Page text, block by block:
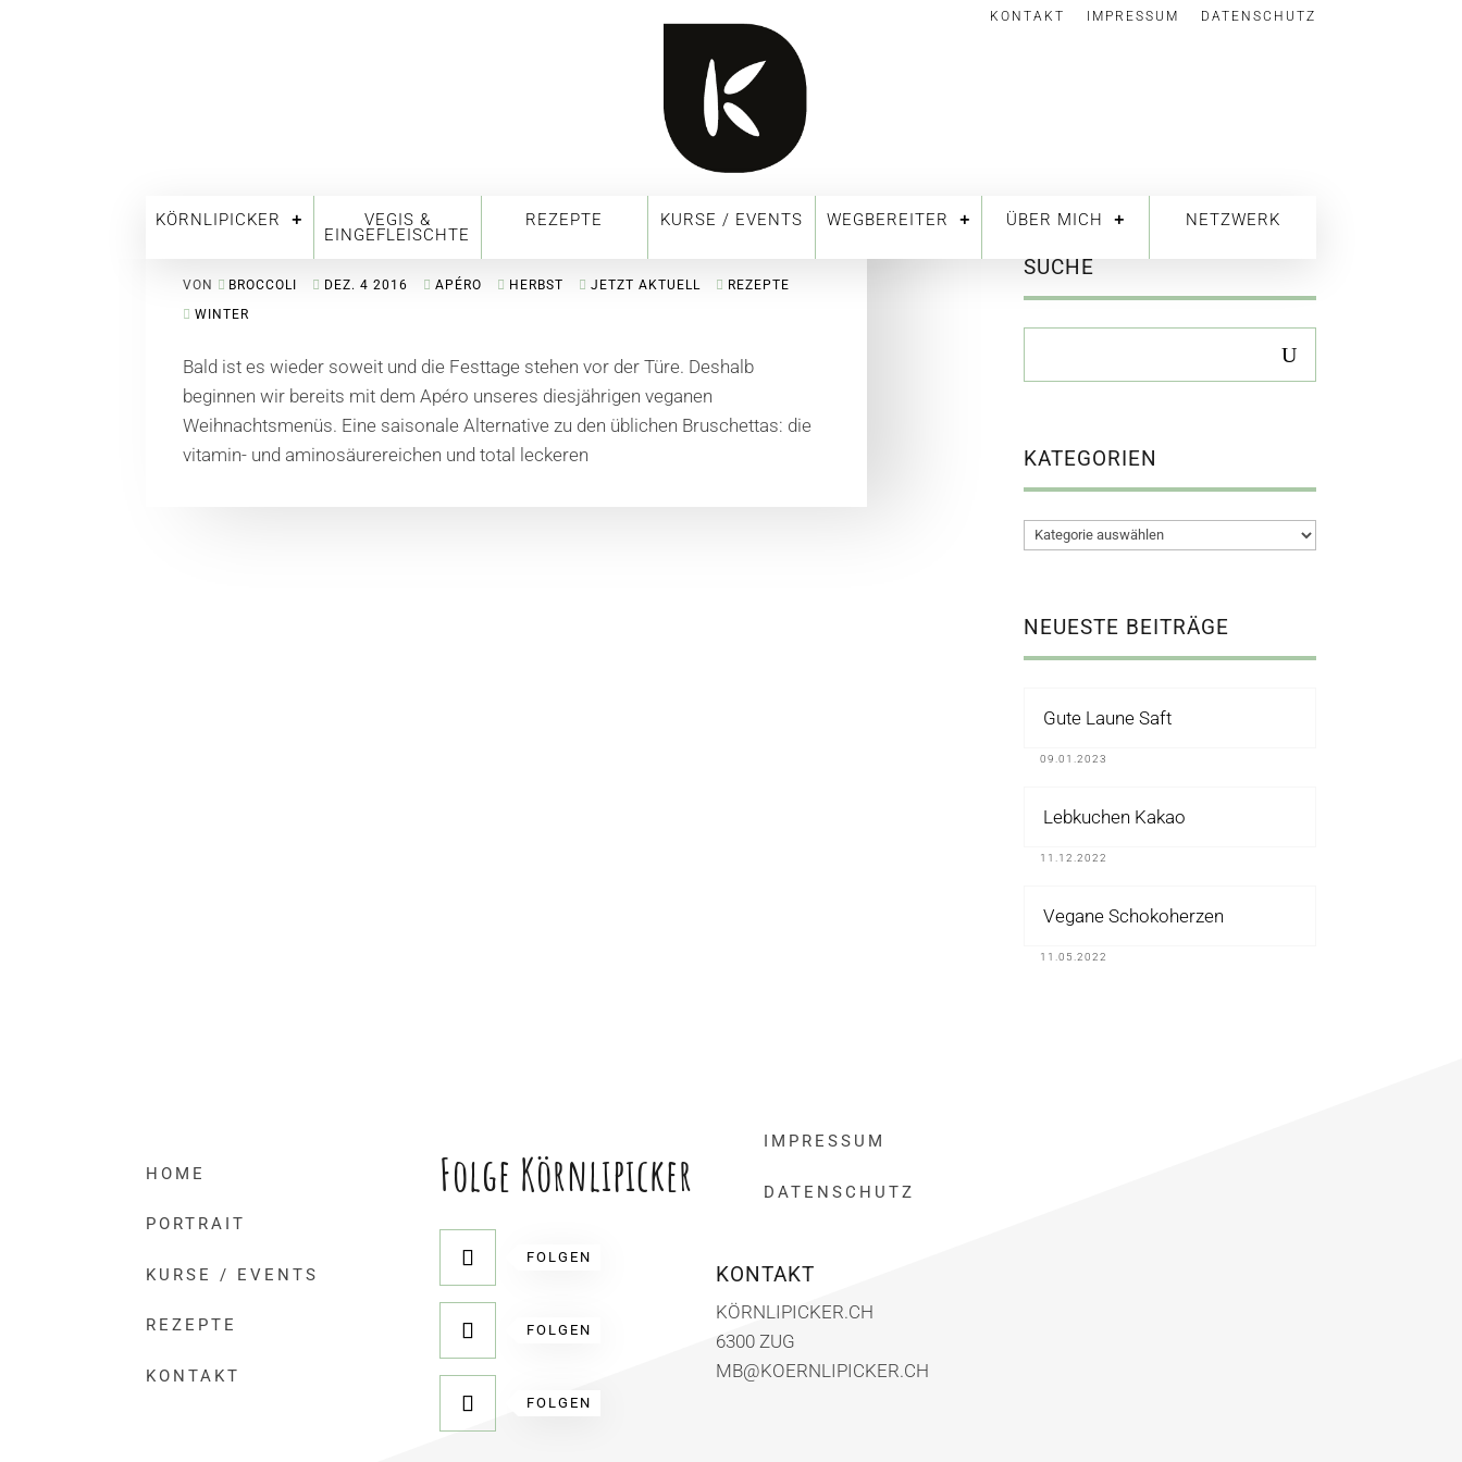
KONTAKT IMPRESSUM DATENSCHUTZ
KÖRNLIPICKER VEGIS &
EINGEFLEISCHTE
REZEPTE KURSE / EVENTS WEGBEREITER ÜBER MICH NETZWERK
Kohl-Bruschetta
VON BROCCOLI DEZ. 4 2016 APÉRO HERBST JETZT AKTUELL
REZEPTE
WINTER
Bald ist es wieder soweit und die Festtage stehen vor der Türe. Deshalb
beginnen wir bereits mit dem Apéro unseres diesjährigen veganen
Weihnachtsmenüs. Eine saisonale Alternative zu den üblichen Bruschettas: die
vitamin- und aminosäurereichen und total leckeren
SUCHE
KATEGORIEN
Kategorien
NEUESTE BEITRÄGE
Gute Laune Saft
09.01.2023
Lebkuchen Kakao
11.12.2022
Vegane Schokoherzen
11.05.2022
HOME
PORTRAIT
KURSE / EVENTS
REZEPTE
KONTAKT
Folge Körnlipicker
FOLGEN
FOLGEN
FOLGEN
IMPRESSUM
DATENSCHUTZ
KONTAKT
KÖRNLIPICKER.CH
6300 ZUG
MB@KOERNLIPICKER.CH